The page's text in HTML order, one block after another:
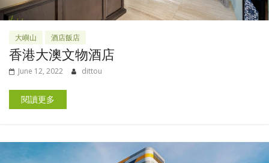
大嶼山 酒店飯店
香港大澳文物酒店
June 12, 2022 dittou
閱讀更多